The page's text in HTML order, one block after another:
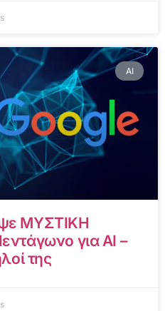
AI
ΜΥΣΤΙΚΗ
για AI –
της